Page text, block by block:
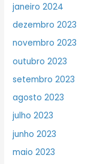
janeiro 2024
dezembro 2023
novembro 2023
outubro 2023
setembro 2023
agosto 2023
julho 2023
junho 2023
maio 2023